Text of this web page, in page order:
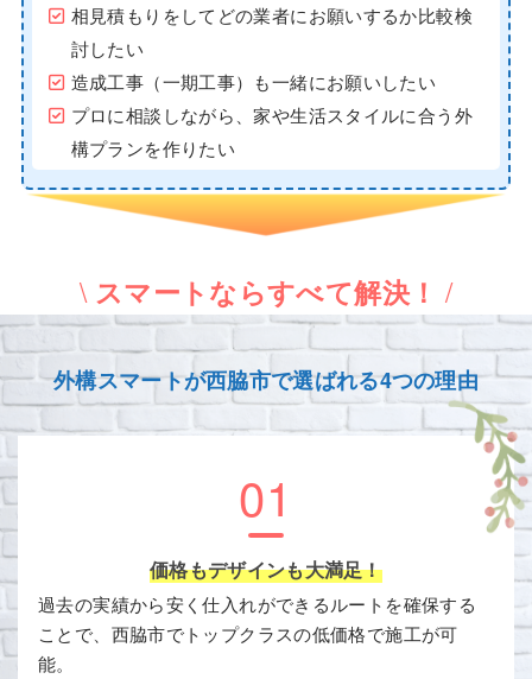
相見積もりをしてどの業者にお願いするか比較検
討したい
造成工事（一期工事）も一緒にお願いしたい
プロに相談しながら、家や生活スタイルに合う外
構プランを作りたい
\ スマートならすべて解決！ /
外構スマートが西脇市で選ばれる4つの理由
01
価格もデザインも大満足！
過去の実績から安く仕入れができるルートを確保する
ことで、西脇市でトップクラスの低価格で施工が可
能。